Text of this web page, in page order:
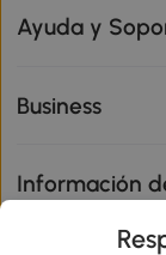
Ayuda y
Business
Información